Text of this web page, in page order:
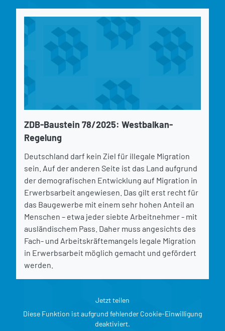
ZDB-Baustein 78/2025: Westbalkan-
Regelung
Deutschland darf kein Ziel für illegale Migration
sein. Auf der anderen Seite ist das Land aufgrund
der demografischen Entwicklung auf Migration in
Erwerbsarbeit angewiesen. Das gilt erst recht für
das Baugewerbe mit einem sehr hohen Anteil an
Menschen – etwa jeder siebte Arbeitnehmer - mit
ausländischem Pass. Daher muss angesichts des
Fach- und Arbeitskräftemangels legale Migration
in Erwerbsarbeit möglich gemacht und gefördert
werden.
Jetzt teilen
Diese Funktion ist aufgrund fehlender Cookie-Einwilligung
deaktiviert.